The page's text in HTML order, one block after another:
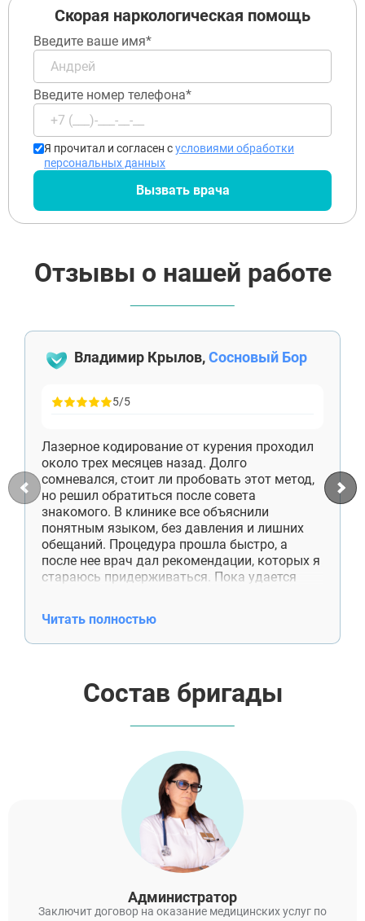
Скорая наркологическая помощь
Введите ваше имя*
Введите номер телефона*
Я прочитал и согласен сусловиями обработки
персональных данных
Вызвать врача
Отзывы о нашей работе
Владимир Крылов,Сосновый Бор
5/5
Лазерное кодирование от курения проходил
около трех месяцев назад. Долго
сомневался, стоит ли пробовать этот метод,
но решил обратиться после совета
знакомого. В клинике все объяснили
понятным языком, без давления и лишних
обещаний. Процедура прошла быстро, а
после нее врач дал рекомендации, которых я
стараюсь придерживаться. Пока удается
Читать полностью
Состав бригады
Администратор
Заключит договор на оказание медицинских услуг по